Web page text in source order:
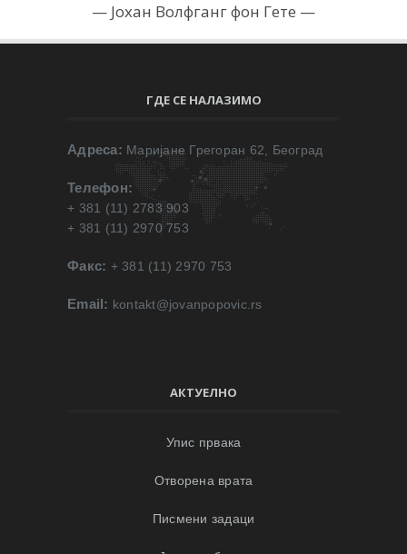
Јохан Волфганг фон Гете
ГДЕ СЕ НАЛАЗИМО
Адреса: Маријане Грегоран 62, Београд
Телефон:
+ 381 (11) 2783 903
+ 381 (11) 2970 753
Факс: + 381 (11) 2970 753
Email: kontakt@jovanpopovic.rs
АКТУЕЛНО
Упис првака
Отворена врата
Писмени задаци